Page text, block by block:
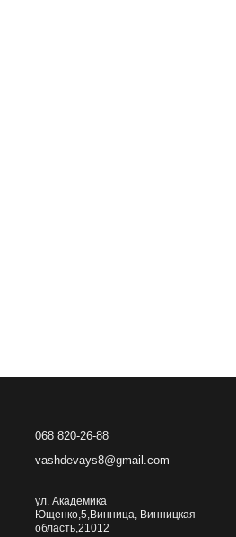
068 820-26-88
vashdevays8@gmail.com
ул. Академика
Ющенко,5,Винница, Винницкая
область,21012